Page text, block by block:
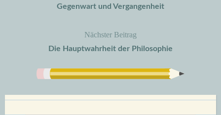
Gegenwart und Vergangenheit
Nächster Beitrag
Die Hauptwahrheit der Philosophie